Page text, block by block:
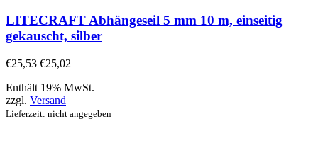
LITECRAFT Abhängeseil 5 mm 10 m, einseitig
gekauscht, silber
€25,53 €25,02
Enthält 19% MwSt.
zzgl. Versand
Lieferzeit: nicht angegeben